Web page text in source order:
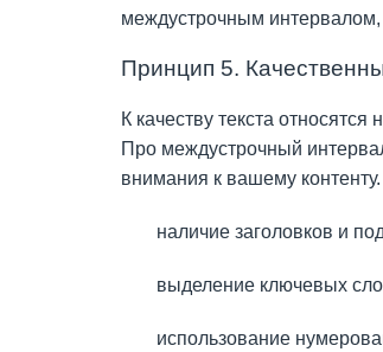
междустрочным
Принцип 5.
К качеству текста
Про междустрочный
внимания к вашему
наличие заголовков и
выделение ключевых
использование